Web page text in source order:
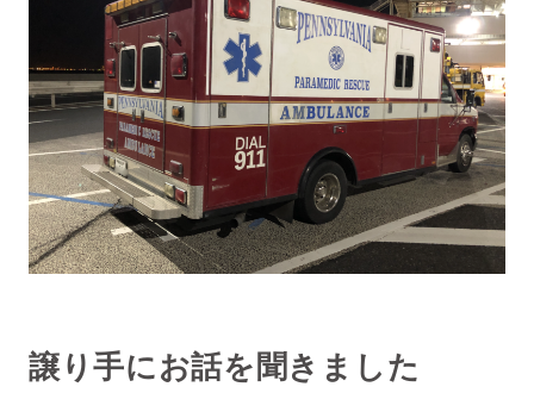
譲り手にお話を聞きました